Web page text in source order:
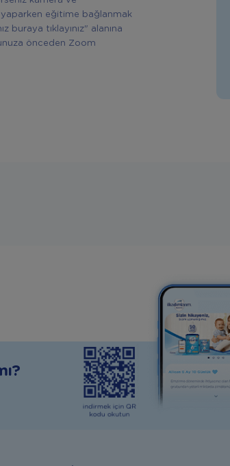
yaparken eğitime bağlanmak
buraya tıklayınız" alanına
önceden Zoom